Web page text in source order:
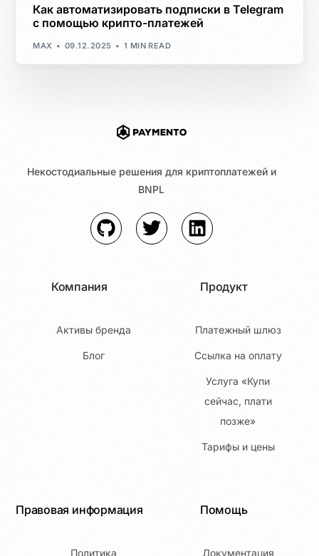
Как автоматизировать подписки в Telegram
с помощью крипто-платежей
MAX 09.12.2025 1 MIN READ
Некостодиальные решения для криптоплатежей и
BNPL
Компания
Активы бренда
Блог
Продукт
Платежный шлюз
Ссылка на оплату
Услуга «Купи
сейчас, плати
позже»
Тарифы и цены
Правовая информация
Политика
Помощь
Документация